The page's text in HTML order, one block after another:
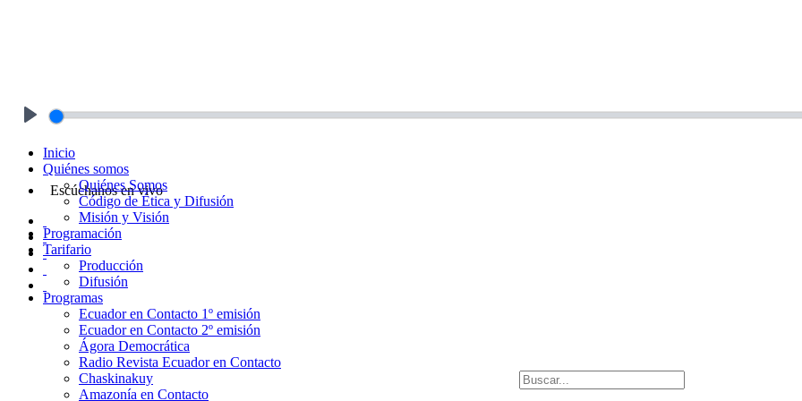
Escúchanos en vivo
Inicio
Quiénes somos
Quiénes Somos
Código de Ética y Difusión
Misión y Visión
Programación
Tarifario
Producción
Difusión
Programas
Ecuador en Contacto 1º emisión
Ecuador en Contacto 2º emisión
Ágora Democrática
Radio Revista Ecuador en Contacto
Chaskinakuy
Amazonía en Contacto